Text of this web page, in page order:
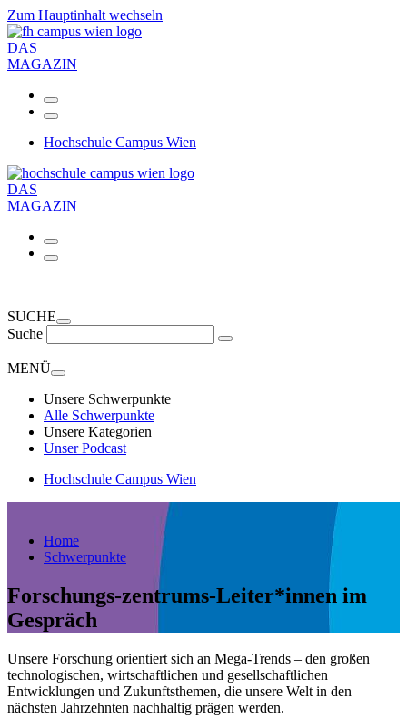
Zum Hauptinhalt wechseln
DAS
MAGAZIN
Hochschule Campus Wien
DAS
MAGAZIN
SUCHE
Suche
MENÜ
Unsere Schwerpunkte
Alle Schwerpunkte
Unsere Kategorien
Unser Podcast
Hochschule Campus Wien
Home
Schwerpunkte
Forschungs-zentrums-Leiter*innen im
Gespräch
Unsere Forschung orientiert sich an Mega-Trends – den großen
technologischen, wirtschaftlichen und gesellschaftlichen
Entwicklungen und Zukunftsthemen, die unsere Welt in den
nächsten Jahrzehnten nachhaltig prägen werden.